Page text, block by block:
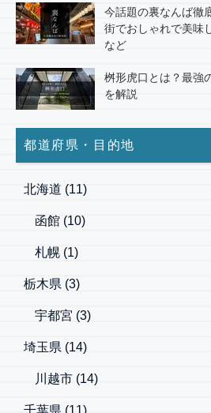
今話題の裏なんば徹
街でおしゃれで美味
など
桝形虎口とは？最強
を解説
都道府県・目的地
北海道 (11)
函館 (10)
札幌 (1)
栃木県 (3)
宇都宮 (3)
埼玉県 (14)
川越市 (14)
千葉県 (11)